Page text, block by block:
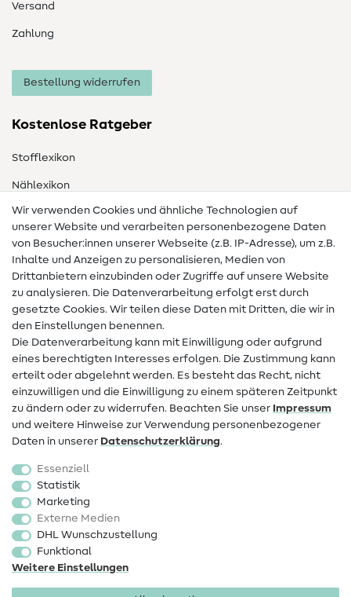
Versand
Zahlung
Bestellung widerrufen
Kostenlose Ratgeber
Stofflexikon
Nählexikon
Nähanleitungen
Hilfe & Kontakt
Kontakt
Infos zum Betreiberwechsel
Widerrufsrecht
Beliebt
Stoffe
Sale
Schnittmuster
Wir verwenden Cookies und ähnliche Technologien auf
unserer Website und verarbeiten personenbezogene Daten
von Besucher:innen unserer Webseite (z.B. IP-Adresse), um z.B.
Inhalte und Anzeigen zu personalisieren, Medien von
Drittanbietern einzubinden oder Zugriffe auf unsere Website
zu analysieren. Die Datenverarbeitung erfolgt erst durch
gesetzte Cookies. Wir teilen diese Daten mit Dritten, die wir in
den Einstellungen benennen.
Die Datenverarbeitung kann mit Einwilligung oder aufgrund
eines berechtigten Interesses erfolgen. Die Zustimmung kann
erteilt oder abgelehnt werden. Es besteht das Recht, nicht
einzuwilligen und die Einwilligung zu einem späteren Zeitpunkt
zu ändern oder zu widerrufen. Beachten Sie unser Impressum
und weitere Hinweise zur Verwendung personenbezogener
Daten in unserer Daten­schutz­erklärung.
Essenziell
Statistik
Marketing
Externe Medien
DHL Wunschzustellung
Funktional
Weitere Einstellungen